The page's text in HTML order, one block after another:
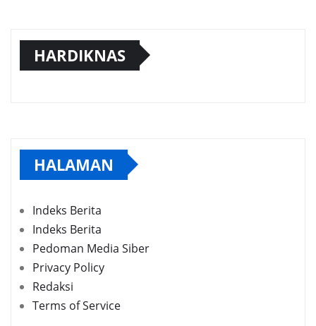
HARDIKNAS
HALAMAN
Indeks Berita
Indeks Berita
Pedoman Media Siber
Privacy Policy
Redaksi
Terms of Service